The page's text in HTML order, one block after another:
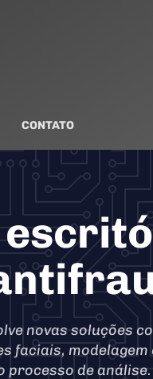
CONTATO
novas soluções
faciais, modelagem
processo de análise.